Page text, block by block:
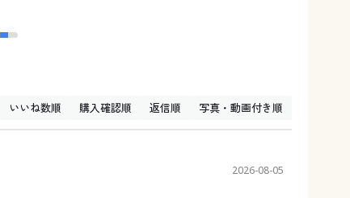
いいね数順 購入確認順 返信順 写真・動画付き順
2026-08-05